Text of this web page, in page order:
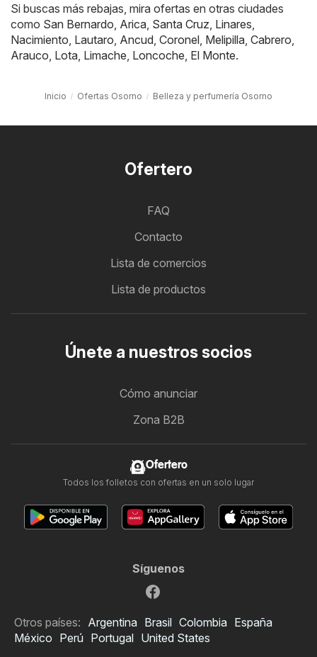
Si buscas más rebajas, mira ofertas en otras ciudades
como San Bernardo Arica Santa Cruz Linares
Nacimiento Lautaro Ancud Coronel Melipilla Cabrero
Arauco Lota Limache Loncoche El Monte.
Inicio Ofertas Osorno Belleza y perfumería Osorno
Ofertero
FAQ
Contacto
Lista de comercios
Lista de productos
Únete a nuestros socios
Cómo anunciar
Zona B2B
Ofertero
Todos los folletos con ofertas en un solo lugar
Síguenos
Otros países: Argentina Brasil Colombia España
México Perú Portugal United States